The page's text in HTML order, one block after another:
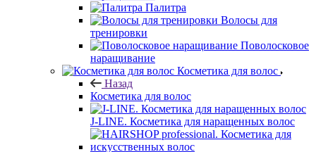
Палитра
Волосы для
тренировки
Поволосковое
наращивание
Косметика для волос
Назад
Косметика для волос
J-LINE. Косметика для наращенных волос